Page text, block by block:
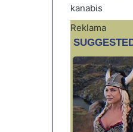
kanabis
Reklama